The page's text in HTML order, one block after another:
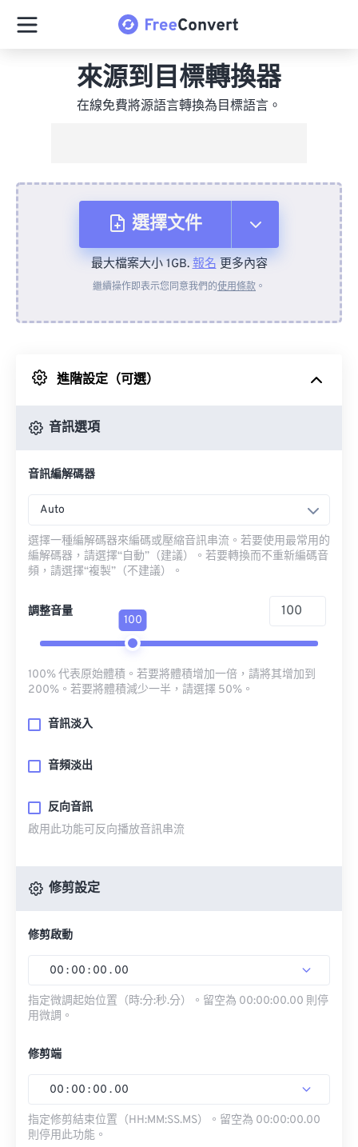
來源到目標轉換器
在線免費將源語言轉換為目標語言。
選擇文件
來自裝置
來自 Google 雲端硬碟
最大檔案大小 1GB.報名更多內容
繼續操作即表示您同意我們的使用條款 。
進階設定（可選）
音訊選項
音訊編解碼器
Auto
選擇一種編解碼器來編碼或壓縮音訊串流。若要使用最常用的
編解碼器，請選擇“自動”（建議）。若要轉換而不重新編碼音
頻，請選擇“複製”（不建議）。
調整音量
100
100% 代表原始體積。若要將體積增加一倍，請將其增加到
200%。若要將體積減少一半，請選擇 50%。
音訊淡入
音頻淡出
反向音訊
啟用此功能可反向播放音訊串流
修剪設定
修剪啟動
00 : 00 : 00 . 00
指定微調起始位置（時:分:秒.分）。留空為 00:00:00.00 則停
用微調。
修剪端
00 : 00 : 00 . 00
指定修剪結束位置（HH:MM:SS.MS）。留空為 00:00:00.00
則停用此功能。